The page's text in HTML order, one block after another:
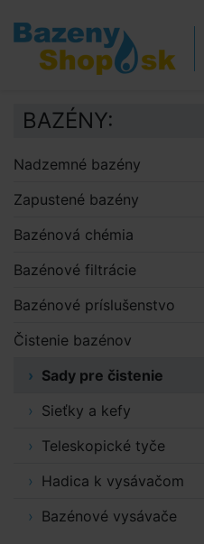
Prejsť na obsah
Prejsť k bočnému stĺpci
Klávesové skratky
BAZÉNY:
Nadzemné bazény
Zapustené bazény
Bazénová chémia
Bazénové filtrácie
Bazénové príslušenstvo
Čistenie bazénov
Sady pre čistenie
Sieťky a kefy
Teleskopické tyče
Hadica k vysávačom
Bazénové vysávače